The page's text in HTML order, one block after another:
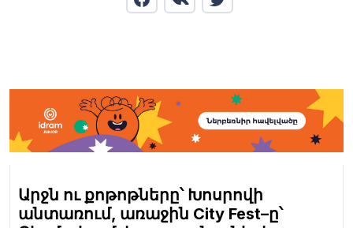
Արջն ու քոթոթները՝ Խոսրովի
անտառում, առաջին City Fest–ը՝